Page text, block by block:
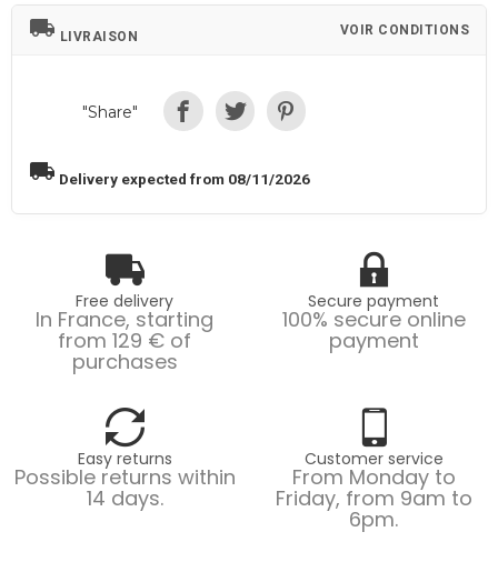
local_shipping LIVRAISON VOIR CONDITIONS
"Share"
local_shipping Delivery expected from 08/11/2026
Free delivery
In France, starting
from 129 € of
purchases
Secure payment
100% secure online
payment
Easy returns
Possible returns within
14 days.
Customer service
From Monday to
Friday, from 9am to
6pm.